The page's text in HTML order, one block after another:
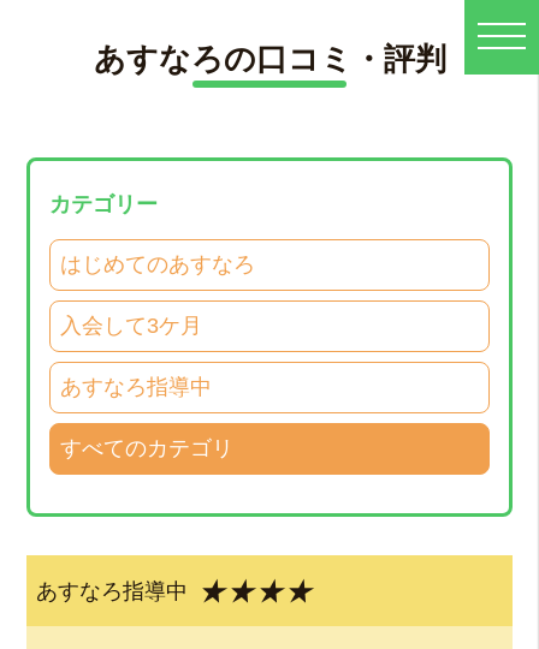
あすなろの口コミ・評判
カテゴリー
はじめてのあすなろ
入会して3ケ月
あすなろ指導中
すべてのカテゴリ
あすなろ指導中 ★★★★